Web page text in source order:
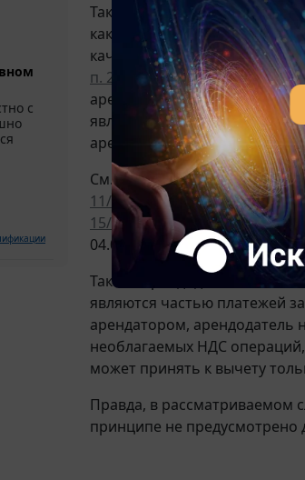
с
Так, по мнению официальных
как во взаимоотношениях с
качестве субабонента)
п. 22
информационного
арендодателем и
является договором на
арендатора на
См. также письма Минфина
11/32826 ,от 10.02.2011 N 03-
15/39
от 03.03.2006 N 03-04-15/
04.02.2010 N ШС-22-3/86@ (п. 2
Так как арендодатель не
являются частью платежей
арендатором, арендодатель
необлагаемых НДС
может принять к вычету
Правда, в рассматриваемом
принципе не предусмотрено